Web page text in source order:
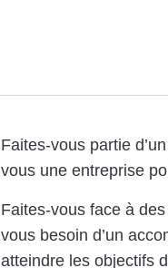
Faites-vous partie
vous une entreprise
Faites-vous face à
vous besoin d’un
atteindre les objectifs